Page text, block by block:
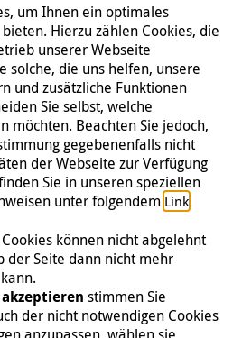
| Kontakt | Presse
um Ihnen ein optimales
Hierzu zählen Cookies, die
unserer Webseite
solche, die uns helfen, unsere
und zusätzliche Funktionen
Sie selbst, welche
möchten. Beachten Sie jedoch,
gegebenenfalls nicht
der Webseite zur Verfügung
Sie in unseren speziellen
unter folgendem Link.
können nicht abgelehnt
der Seite dann nicht mehr
stimmen Sie
der nicht notwendigen Cookies
anzupassen, wählen sie